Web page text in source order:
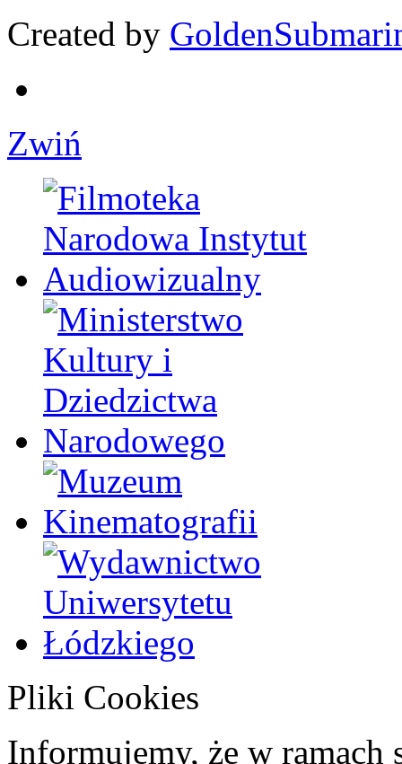
Created by
Zwiń
Pliki Cookies
Informujemy, że w ramach